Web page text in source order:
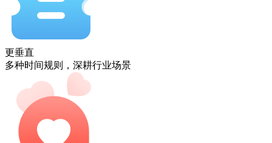
更垂直
多种时间规则，深耕行业场景